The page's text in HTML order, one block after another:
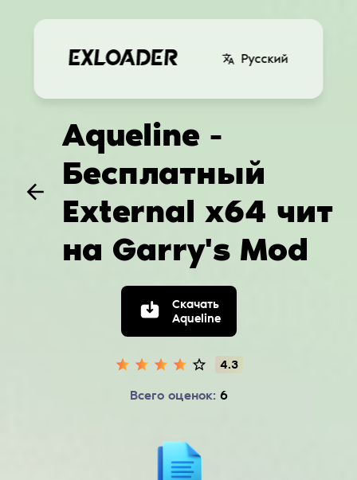
Русский
Aqueline -
Бесплатный
External x64 чит
на Garry's Mod
Скачать
Aqueline
4.3
Всего оценок: 6